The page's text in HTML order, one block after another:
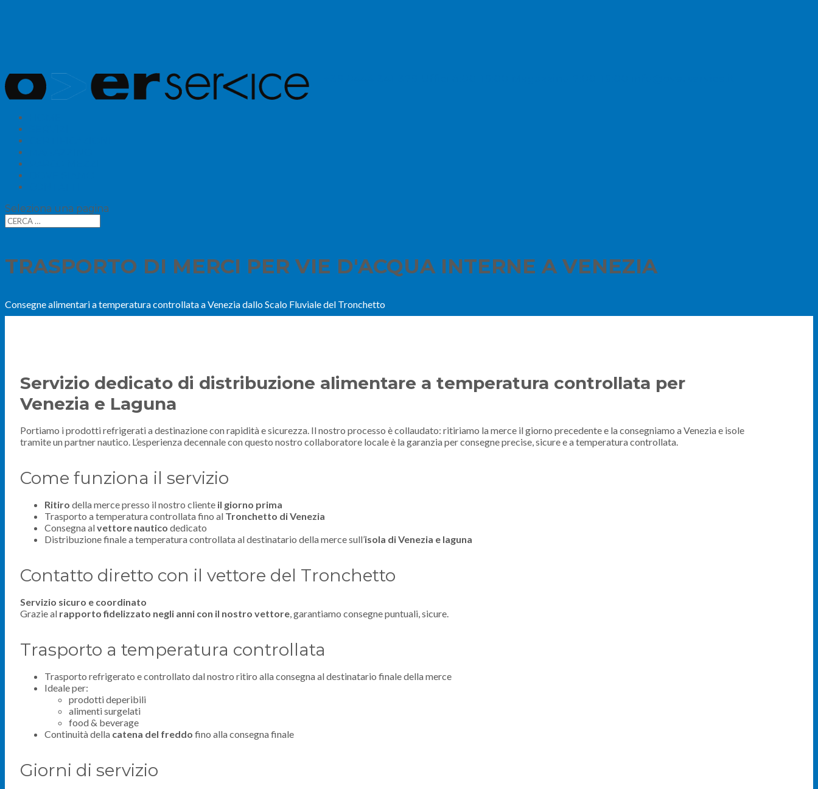
Seleziona una pagina
TRASPORTO DI MERCI PER VIE D'ACQUA INTERNE A VENEZIA
Consegne alimentari a temperatura controllata a Venezia dallo Scalo Fluviale del Tronchetto
Servizio dedicato di distribuzione alimentare a temperatura controllata per
Venezia e Laguna
Portiamo i prodotti refrigerati a destinazione con rapidità e sicurezza. Il nostro processo è collaudato: ritiriamo la merce il giorno precedente e la consegniamo a Venezia e isole
tramite un partner nautico. L’esperienza decennale con questo nostro collaboratore locale è la garanzia per consegne precise, sicure e a temperatura controllata.
Come funziona il servizio
Ritiro della merce presso il nostro cliente il giorno prima
Trasporto a temperatura controllata fino al Tronchetto di Venezia
Consegna alvettore nautico dedicato
Distribuzione finale a temperatura controllata al destinatario della merce sull’isola di Venezia e laguna
Contatto diretto con il vettore del Tronchetto
Servizio sicuro e coordinato
Grazie al rapporto fidelizzato negli anni con il nostro vettore, garantiamo consegne puntuali, sicure.
Trasporto a temperatura controllata
Trasporto refrigerato e controllato dal nostro ritiro alla consegna al destinatario finale della merce
Ideale per:
prodotti deperibili
alimenti surgelati
food & beverage
Continuità della catena del freddo fino alla consegna finale
Giorni di servizio